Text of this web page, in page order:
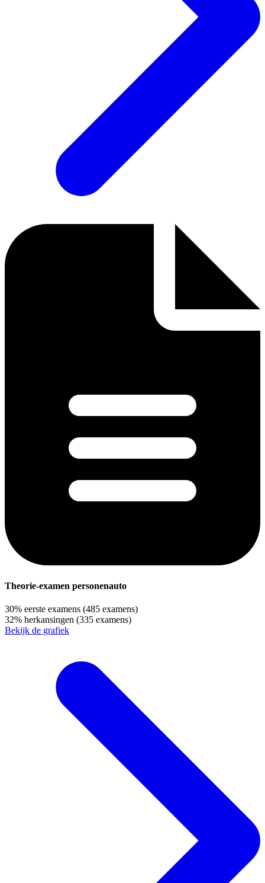
Theorie-examen personenauto
30% eerste examens (485 examens)
32% herkansingen (335 examens)
Bekijk de grafiek